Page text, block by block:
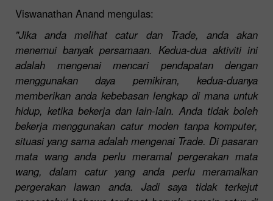
Viswanathan Anand mengulas:
"Jika anda melihat catur dan Trade, anda akan
menemui banyak persamaan. Kedua-dua aktiviti ini
adalah mengenai mencari pendapatan dengan
menggunakan daya pemikiran, kedua-duanya
memberikan anda kebebasan lengkap di mana untuk
hidup, ketika bekerja dan lain-lain. Anda tidak boleh
bekerja menggunakan catur moden tanpa komputer,
situasi yang sama adalah mengenai Trade. Di pasaran
mata wang anda perlu meramal pergerakan mata
wang, dalam catur yang anda perlu meramalkan
pergerakan lawan anda. Jadi saya tidak terkejut